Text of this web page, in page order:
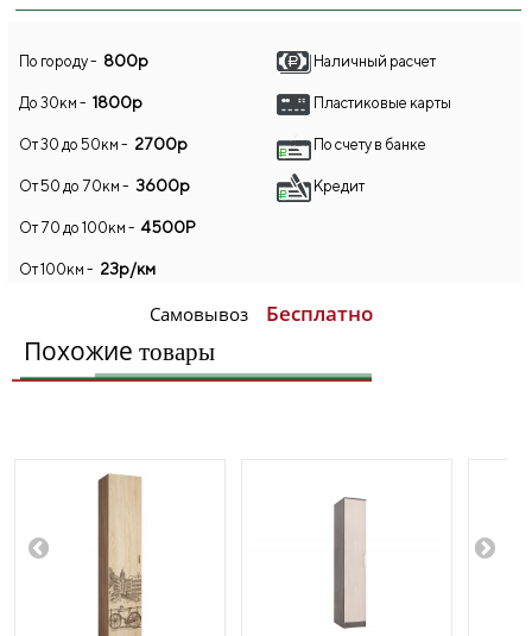
По городу - 800р
До 30км - 1800р
От 30 до 50км - 2700р
От 50 до 70км - 3600р
От 70 до 100км - 4500Р
От 100км - 23р/км
Самовывоз Бесплатно
Наличный расчет
Пластиковые карты
По счету в банке
Кредит
Похожие товары